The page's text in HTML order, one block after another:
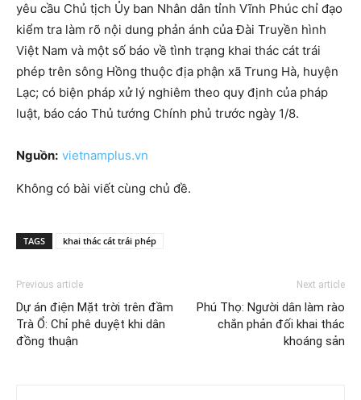
yêu cầu Chủ tịch Ủy ban Nhân dân tỉnh Vĩnh Phúc chỉ đạo
kiểm tra làm rõ nội dung phản ánh của Đài Truyền hình
Việt Nam và một số báo về tình trạng khai thác cát trái
phép trên sông Hồng thuộc địa phận xã Trung Hà, huyện
Lạc; có biện pháp xử lý nghiêm theo quy định của pháp
luật, báo cáo Thủ tướng Chính phủ trước ngày 1/8.
Nguồn: vietnamplus.vn
Không có bài viết cùng chủ đề.
TAGS khai thác cát trái phép
Previous article
Dự án điện Mặt trời trên đầm
Trà Ổ: Chỉ phê duyệt khi dân
đồng thuận
Next article
Phú Thọ: Người dân làm rào
chắn phản đối khai thác
khoáng sản